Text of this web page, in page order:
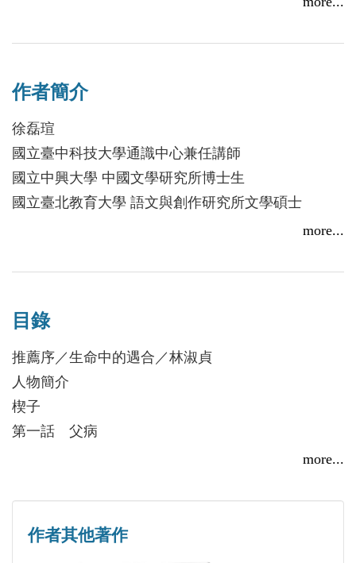
國立中興大學中文系教授林淑貞、國立中興大學中文
尋、知名編劇葉瀞嬬──灑淚推薦！
易歆仁之父於年前大病，幾番周折終癒，於除夕夜返
回家中與所有成員一起吃團圓飯。席間易父勸歆仁趕
緊找個適合的人嫁了，歆仁卻不欲為婚而婚。在與家
聞言慨歎。
景，前情美好，二人宛若舉案齊眉。後夢境一轉，竟
歆仁獨守，內心十分哀淒……。她雖然孤單，但對於
未來總是懷抱著一種上揚的期望，苦中有甜，痛中有
美。
人們既有的概念，總覺得人必須成雙成對，那才是屬
於世間最幸福的樣貌。然而世事，又豈能盡如人意？
作者簡介
徐磊瑄
國立臺中科技大學通識中心兼任講師
國立中興大學 中國文學研究所博士生
國立臺北教育大學 語文與創作研究所文學碩士
◎2020年瀚草影視編導人才創意戰劇本獎入選
◎中時部落格競賽「最佳藝術文化」部落格入圍
◎經濟部資策會部落客百傑入選
很俗，卻又很不俗。多情、熱情、濫情，卻又癡情。
貌似三分秀氣，卻又會以嗆辣方式表達心中不滿。單
唱，卻沒一樣「極度」專精。熱情大方、熱愛人群，
卻總會為自己的傾出設下停損點，為得是不擾人傷
己。一個全身上下充滿矛盾的女生。
more...
目錄
推薦序／生命中的遇合／林淑貞
人物簡介
楔子
第一話 父病
第四話 飛蛾
第五話 藕斷
more...
作者其他著作